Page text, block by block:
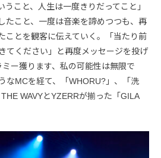
うこと、人生は一度きりだってこと」
たこと、一度は音楽を諦めつつも、再
ことを観客に伝えていく。「当たり前
てください」と再度メッセージを投げ
ー獲ります、私の可能性は無限で
なMCを経て、「WHORU?」、「洗
WAVYとYZERRが揃った「GILA